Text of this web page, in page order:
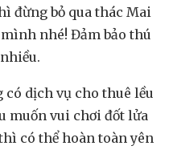
đừng bỏ qua thác Mai
nhé! Đảm bảo thú
dịch vụ cho thuê lều
muốn vui chơi đốt lửa
có thể hoàn toàn yên